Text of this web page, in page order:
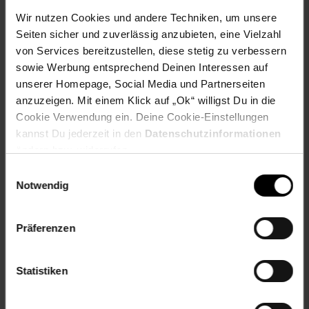
Wir nutzen Cookies und andere Techniken, um unsere
Seiten sicher und zuverlässig anzubieten, eine Vielzahl
von Services bereitzustellen, diese stetig zu verbessern
sowie Werbung entsprechend Deinen Interessen auf
unserer Homepage, Social Media und Partnerseiten
anzuzeigen. Mit einem Klick auf „Ok“ willigst Du in die
Cookie Verwendung ein. Deine Cookie-Einstellungen
kannst Du jederzeit in den Datenschutzinformationen
Notwendig
Präferenzen
Statistiken
Öffnungen
Verschluss: Reißverschluss
productSafety Address: High Tech Campus 92 5656
AG, Eindhoven The Netherlands
productSafety Email: sbx@shimano-eu.com
productSafety Name: Shimano Europe B.V.
Ärmel: kurze Ärmel
Gewählte Variante:
Artikelnummer: 2602304000
Damen Sportbekleidung